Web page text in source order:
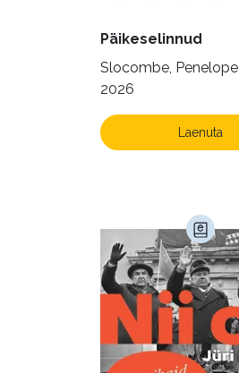
Päikeselinnud
Slocombe, Penelope
2026
Laenuta